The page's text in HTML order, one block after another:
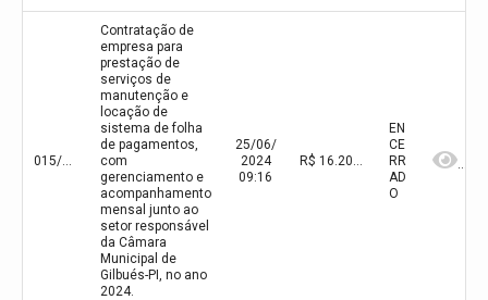
015/2024
Contratação de
empresa para
prestação de
serviços de
manutenção e
locação de
sistema de folha
de pagamentos,
com
gerenciamento e
acompanhamento
mensal junto ao
setor responsável
da Câmara
Municipal de
Gilbués-PI, no ano
2024.
25/06/
2024
09:16
R$ 16.200,00(valor inicial) R$ 16.200,00(valor atualizado)
EN
CE
RR
AD
O